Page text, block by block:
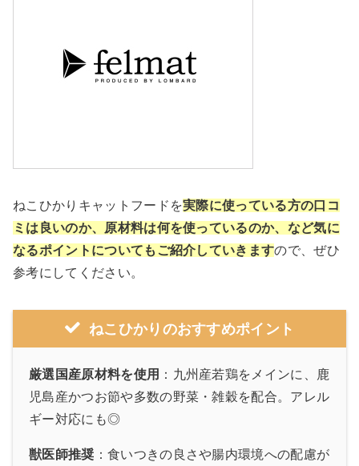
ねこひかりキャットフードを実際に使っている方の口コ
ミは良いのか、原材料は何を使っているのか、など気に
なるポイントについてもご紹介していきますので、ぜひ
参考にしてください。
ねこひかりのおすすめポイント
厳選国産原材料を使用 ：九州産若鶏をメインに、鹿
児島産かつお節や多数の野菜・雑穀を配合。アレル
ギー対応にも◎
獣医師推奨 ：食いつきの良さや腸内環境への配慮が